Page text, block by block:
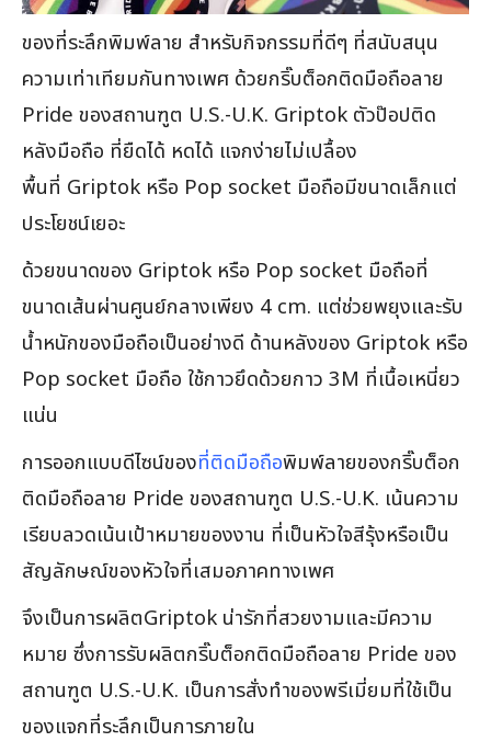
ของที่ระลึกพิมพ์ลาย สำหรับกิจกรรมที่ดีๆ ที่สนับสนุน
ความเท่าเทียมกันทางเพศ ด้วยกริ๊บต็อกติดมือถือลาย
Pride ของสถานฑูต U.S.-U.K. Griptok ตัวป๊อปติด
หลังมือถือ ที่ยืดได้ หดได้ แจกง่ายไม่เปลื้อง
พื้นที่ Griptok หรือ Pop socket มือถือมีขนาดเล็กแต่
ประโยชน์เยอะ
ด้วยขนาดของ Griptok หรือ Pop socket มือถือที่
ขนาดเส้นผ่านศูนย์กลางเพียง 4 cm. แต่ช่วยพยุงและรับ
น้ำหนักของมือถือเป็นอย่างดี ด้านหลังของ Griptok หรือ
Pop socket มือถือ ใช้กาวยึดด้วยกาว 3M ที่เนื้อเหนี่ยว
แน่น
การออกแบบดีไซน์ของที่ติดมือถือพิมพ์ลายของกริ๊บต็อก
ติดมือถือลาย Pride ของสถานฑูต U.S.-U.K. เน้นความ
เรียบลวดเน้นเป้าหมายของงาน ที่เป็นหัวใจสีรุ้งหรือเป็น
สัญลักษณ์ของหัวใจที่เสมอภาคทางเพศ
จึงเป็นการผลิตGriptok น่ารักที่สวยงามและมีความ
หมาย ซึ่งการรับผลิตกริ๊บต็อกติดมือถือลาย Pride ของ
สถานฑูต U.S.-U.K. เป็นการสั่งทำของพรีเมี่ยมที่ใช้เป็น
ของแจกที่ระลึกเป็นการภายใน